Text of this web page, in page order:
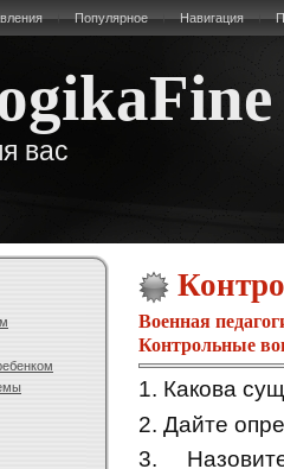
Популярное Навигация
вас
Военная
Контрольные
1. Какова
2. Дайте
3.